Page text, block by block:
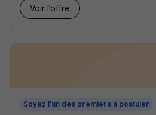
Voir l’offre
Soyez l'un des premiers à postuler